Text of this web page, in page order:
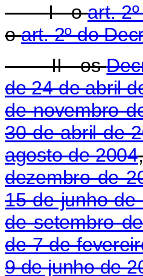
I - oart.
oart. 2º do
II - os
de 24 de abril
de novembro
30 de abril de
agosto de 2004
dezembro de
15 de junho de
de setembro
de 7 de
9 de junho de